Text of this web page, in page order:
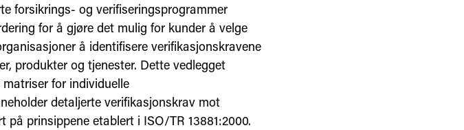
forsikrings- og verifiseringsprogrammer
for å gjøre det mulig for kunder å velge
å identifisere verifikasjonskravene
produkter og tjenester. Dette vedlegget
for individuelle
detaljerte verifikasjonskrav mot
prinsippene etablert i ISO/TR 13881:2000.